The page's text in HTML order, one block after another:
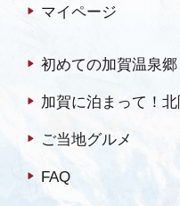
マイページ
初めての加賀温泉郷
加賀に泊まって！北
ご当地グルメ
FAQ